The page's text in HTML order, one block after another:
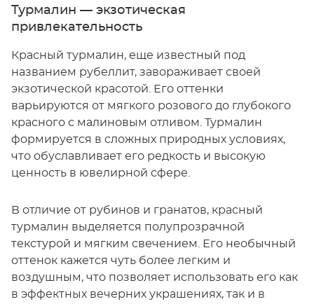
Турмалин — экзотическая
привлекательность
Красный турмалин, еще известный под
названием рубеллит, завораживает своей
экзотической красотой. Его оттенки
варьируются от мягкого розового до глубокого
красного с малиновым отливом. Турмалин
формируется в сложных природных условиях,
что обуславливает его редкость и высокую
ценность в ювелирной сфере.
В отличие от рубинов и гранатов, красный
турмалин выделяется полупрозрачной
текстурой и мягким свечением. Его необычный
оттенок кажется чуть более легким и
воздушным, что позволяет использовать его как
в эффектных вечерних украшениях, так и в